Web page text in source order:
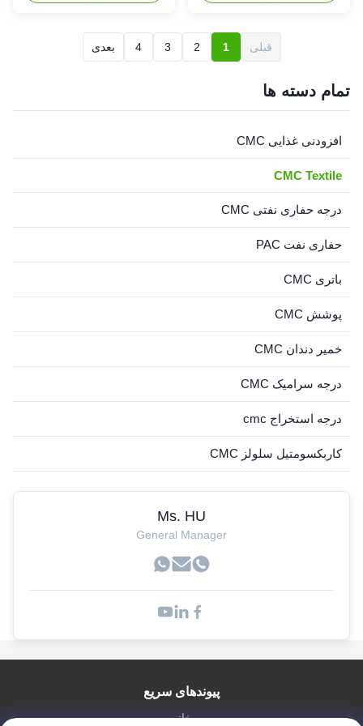
carboxymethyl cellulose
Chinese factories *Stable
characteristics and good film-
*Biodegradable characteristics
*Bring good ...
is the most widely distributed
polysaccharide in nature, and
its sources are very rich. The
قبلی 1
2
3
4 بعدی
تمام دسته ها
افزودنی غذایی CMC
CMC Textile
درجه حفاری نفتی CMC
حفاری نفت PAC
باتری CMC
پوشش CMC
خمیر دندان CMC
درجه سرامیک CMC
درجه استخراج cmc
کاربکسومتیل سلولز CMC
Ms. HU
General Manager
پیوندهای سریع
خانه